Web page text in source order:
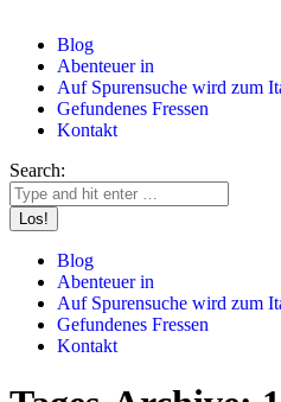
Blog
Abenteuer in
Auf Spurensuche wird zum
Gefundenes Fressen
Kontakt
Search:
Blog
Abenteuer in
Auf Spurensuche wird zum
Gefundenes Fressen
Kontakt